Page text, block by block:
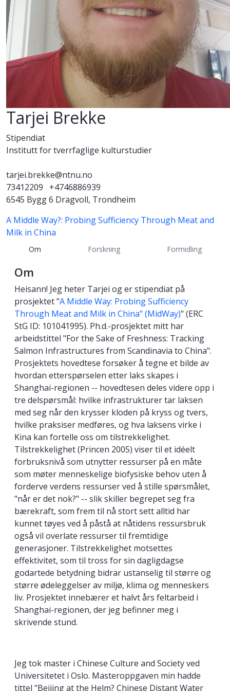
Tarjei Brekke
Stipendiat
Institutt for tverrfaglige kulturstudier
tarjei.brekke@ntnu.no
73412209
+4746886939
6545 Bygg 6 Dragvoll, Trondheim
A Middle Way?: Probing Sufficiency Through Meat and
Milk in China
Om Forskning Formidling
Om
Heisann! Jeg heter Tarjei og er stipendiat på
prosjektet "A Middle Way: Probing Sufficiency
Through Meat and Milk in China" (MidWay)" (ERC
StG ID: 101041995). Ph.d.-prosjektet mitt har
arbeidstittel "For the Sake of Freshness: Tracking
Salmon Infrastructures from Scandinavia to China".
Prosjektets hovedtese forsøker å tegne et bilde av
hvordan etterspørselen etter laks skapes i
Shanghai-regionen -- hovedtesen deles videre opp i
tre delspørsmål: hvilke infrastrukturer tar laksen
med seg når den krysser kloden på kryss og tvers,
hvilke praksiser medføres, og hva laksens virke i
Kina kan fortelle oss om tilstrekkelighet.
Tilstrekkelighet (Princen 2005) viser til et idéelt
forbruksnivå som utnytter ressurser på en måte
som møter menneskelige biofysiske behov uten å
forderve verdens ressurser ved å stille spørsmålet,
"når er det nok?" -- slik skiller begrepet seg fra
bærekraft, som frem til nå stort sett alltid har
kunnet tøyes ved å påstå at nåtidens ressursbruk
også vil overlate ressurser til fremtidige
generasjoner. Tilstrekkelighet motsettes
effektivitet, som til tross for sin dagligdagse
godartede betydning bidrar ustanselig til større og
større ødeleggelser av miljø, klima og menneskers
liv. Prosjektet innebærer et halvt års feltarbeid i
Shanghai-regionen, der jeg befinner meg i
skrivende stund.
Jeg tok master i Chinese Culture and Society ved
Universitetet i Oslo. Masteroppgaven min hadde
tittel "Beijing at the Helm? Chinese Distant Water